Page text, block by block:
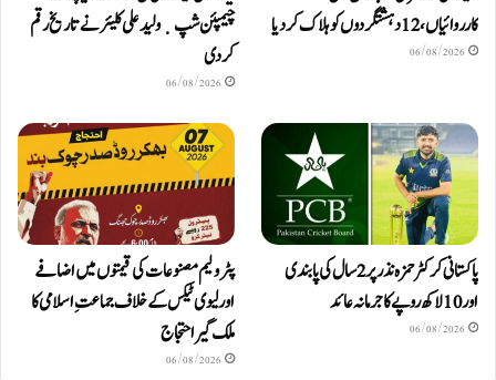
کارروائیاں، 12 دہشتگردوں کو ہلاک کردیا
06/08/2026
چیمپئن شپ ٜ ولید علی کلیئر نے تاریخ رقم
کر دی
06/08/2026
پاکستانی کرکٹر حمزہ نذر پر 2 سال کی پابندی
اور 10 لاکھ روپےکا جرمانہ عائد
06/08/2026
پٹرولیم مصنوعات کی قیمتوں میں اضافے
اور لیوی ٹیکس کے خلاف جماعتِ اسلامی کا
ملک گیر احتجاج
06/08/2026